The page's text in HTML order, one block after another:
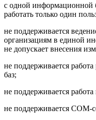
с одной информационной
работать только один
не поддерживается
организациям в единой
не допускает внесения
не поддерживается
баз;
не поддерживается
не поддерживается COM-